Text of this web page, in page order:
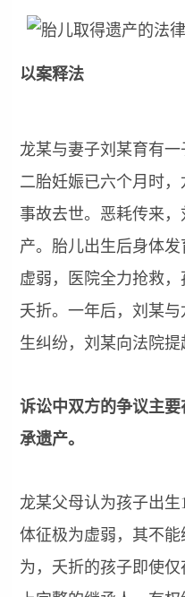
以案释法
龙某与妻子刘某育有
二胎妊娠已六个月时
事故去世。恶耗传来
产。胎儿出生后身体
虚弱，医院全力抢救
夭折。一年后，刘某
生纠纷，刘某向法院提
诉讼中双方的争议主
承遗产。
龙某父母认为孩子出
体征极为虚弱，其不
为，夭折的孩子即使